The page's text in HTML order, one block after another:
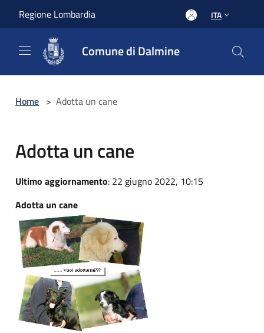
Regione Lombardia ITA
Comune di Dalmine
Home > Adotta un cane
Adotta un cane
Ultimo aggiornamento: 22 giugno 2022, 10:15
Adotta un cane